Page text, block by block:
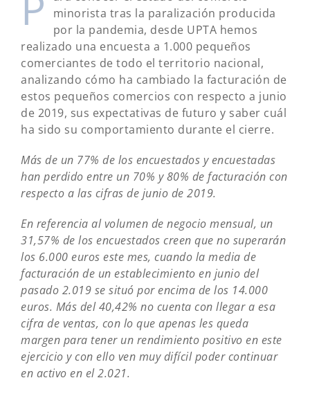
minorista tras la paralización producida
por la pandemia, desde UPTA hemos
realizado una encuesta a 1.000 pequeños
comerciantes de todo el territorio nacional,
analizando cómo ha cambiado la facturación de
estos pequeños comercios con respecto a junio
de 2019, sus expectativas de futuro y saber cuál
ha sido su comportamiento durante el cierre.
Más de un 77% de los encuestados y encuestadas
han perdido entre un 70% y 80% de facturación con
respecto a las cifras de junio de 2019.
En referencia al volumen de negocio mensual, un
31,57% de los encuestados creen que no superarán
los 6.000 euros este mes, cuando la media de
facturación de un establecimiento en junio del
pasado 2.019 se situó por encima de los 14.000
euros. Más del 40,42% no cuenta con llegar a esa
cifra de ventas, con lo que apenas les queda
margen para tener un rendimiento positivo en este
ejercicio y con ello ven muy difícil poder continuar
en activo en el 2.021.